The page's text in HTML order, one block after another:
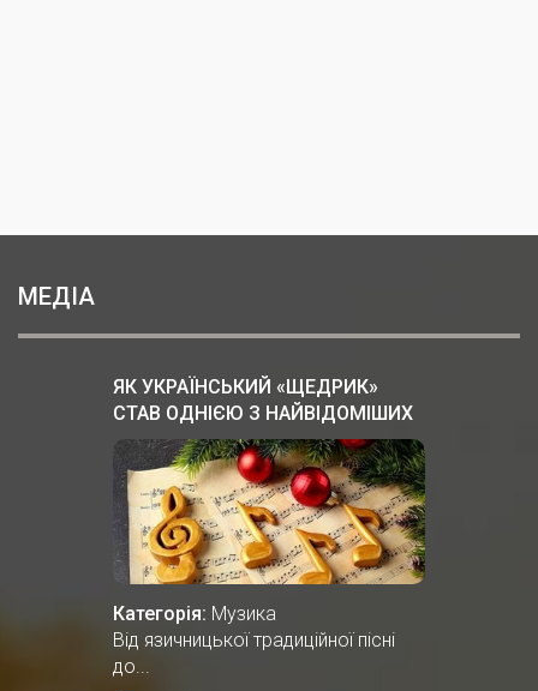
МЕДІА
ЯК УКРАЇНСЬКИЙ «ЩЕДРИК»
СТАВ ОДНІЄЮ З НАЙВІДОМІШИХ
РІЗДВЯНИХ ПІСЕНЬ У СВІТІ
Категорія: Музика
Від язичницької традиційної пісні
до...